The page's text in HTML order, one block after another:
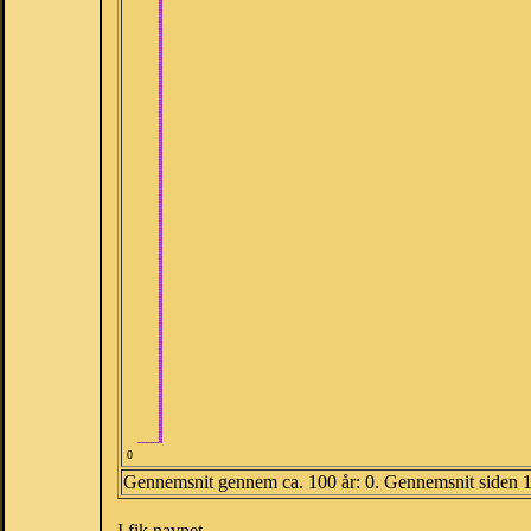
0
Gennemsnit gennem ca. 100 år: 0. Gennemsnit siden